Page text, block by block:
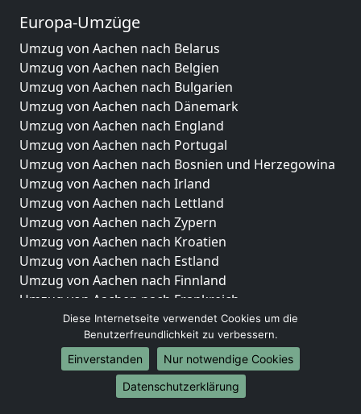
Europa-Umzüge
Umzug von Aachen nach Belarus
Umzug von Aachen nach Belgien
Umzug von Aachen nach Bulgarien
Umzug von Aachen nach Dänemark
Umzug von Aachen nach England
Umzug von Aachen nach Portugal
Umzug von Aachen nach Bosnien und Herzegowina
Umzug von Aachen nach Irland
Umzug von Aachen nach Lettland
Umzug von Aachen nach Zypern
Umzug von Aachen nach Kroatien
Umzug von Aachen nach Estland
Umzug von Aachen nach Finnland
Umzug von Aachen nach Frankreich
Umzug von Aachen nach Griechenland
Umzug von Aachen nach Italien
Umzug von Aachen nach Liechtenstein
Umzug von Aachen nach Luxemburg
Umzug von Aachen nach Niederlande
Diese Internetseite verwendet Cookies um die
Benutzerfreundlichkeit zu verbessern.
Einverstanden
Nur notwendige Cookies
Datenschutzerklärung